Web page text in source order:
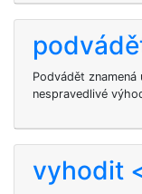
Podvádět
nespravedlivé
vyhodit